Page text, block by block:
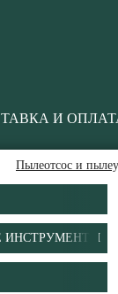
И
Пылеотсос и
ИНСТРУМЕНТЫ